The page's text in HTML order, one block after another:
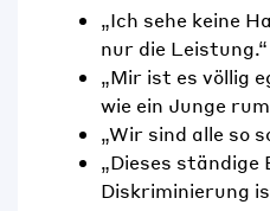
„Ich sehe keine
nur die Leistung.“
„Mir ist es völlig
wie ein Junge
„Wir sind alle so
„Dieses ständige
Diskriminierung